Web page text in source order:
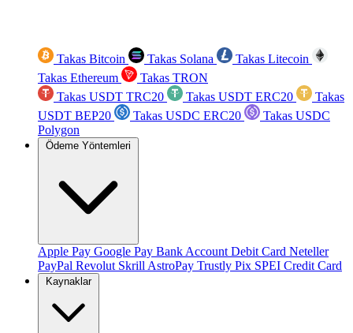
Takas Bitcoin Takas Solana
Takas Litecoin
Takas Ethereum
Takas TRON
Takas USDT TRC20
Takas USDT ERC20
Takas
USDT BEP20
Takas USDC ERC20
Takas USDC
Polygon
Ödeme Yöntemleri
Apple Pay Google Pay Bank Account Debit Card Neteller
PayPal Revolut Skrill AstroPay Trustly Pix SPEI Credit Card
Kaynaklar